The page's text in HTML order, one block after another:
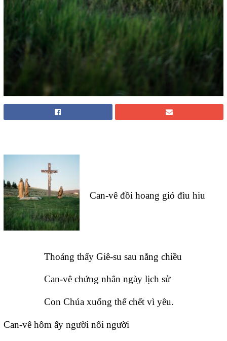
Can-vê đồi hoang gió đìu hiu
Thoáng thấy Giê-su sau nắng chiều
Can-vê chứng nhân ngày lịch sử
Con Chúa xuống thế chết vì yêu.
Can-vê hôm ấy người nối người